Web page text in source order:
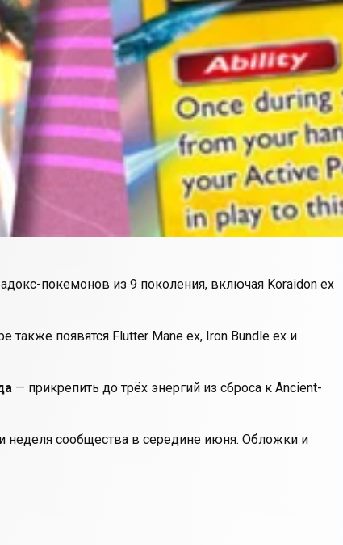
покемонов из 9 поколения, включая Koraidon ex
появятся Flutter Mane ex, Iron Bundle ex и
— прикрепить до трёх энергий из сброса к Ancient-
неделя сообщества в середине июня. Обложки и